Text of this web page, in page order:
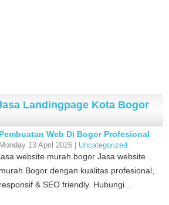
Landingpage Kota Bogor
Pembuatan Web Di Bogor Profesional
Monday 13 April 2026 | Uncategorized
jasa website murah bogor Jasa website
murah Bogor dengan kualitas profesional,
responsif & SEO friendly. Hubungi…